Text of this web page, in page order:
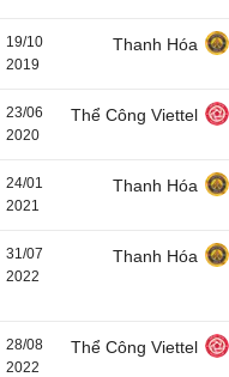
19/10
2019
Thanh Hóa
23/06
2020
Thể Công Viettel
24/01
2021
Thanh Hóa
31/07
2022
Thanh Hóa
28/08
2022
Thể Công Viettel